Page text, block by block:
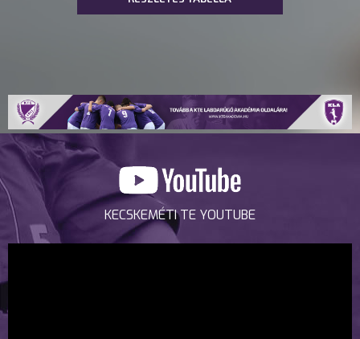
KECSKEMÉTI TE YOUTUBE